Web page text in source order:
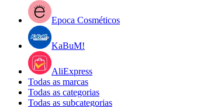
Epoca Cosméticos
KaBuM!
AliExpress
Todas as marcas
Todas as categorias
Todas as subcategorias